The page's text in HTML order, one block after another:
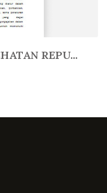
REPU...